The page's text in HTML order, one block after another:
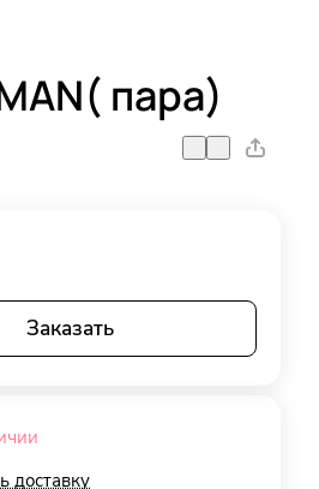
пара)
Заказать
доставку